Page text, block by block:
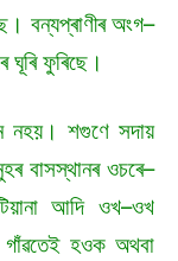
বন্যপ্ৰাণীৰ অংগ–
ঘূৰি ফুৰিছে।
নহয়। শগুণে সদায়
বাসস্থানৰ ওচৰে–
আদি ওখ–ওখ
হওক অথবা